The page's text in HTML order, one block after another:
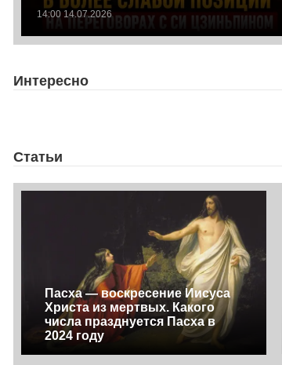
14:00 14.07.2026
Интересно
Статьи
Пасха — воскресение Иисуса
Христа из мертвых. Какого
числа празднуется Пасха в
2024 году